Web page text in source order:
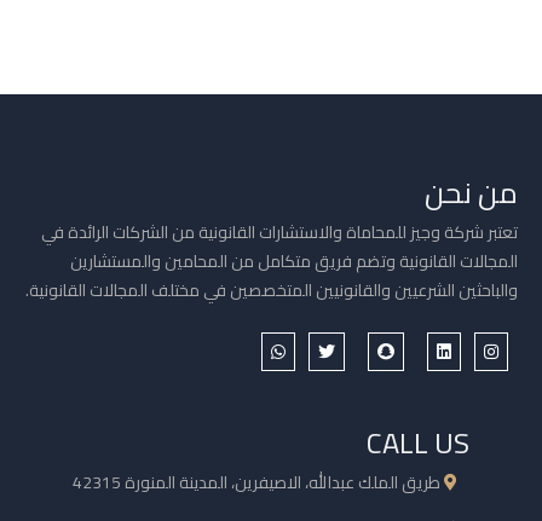
من نحن
تعتبر شركة وجيز للمحاماة والاستشارات القانونية من الشركات الرائدة في
المجالات القانونية وتضم فريق متكامل من المحامين والمستشارين
والباحثين الشرعيين والقانونيين المتخصصين في مختلف المجالات القانونية.
CALL US
طريق الملك عبدالله، الاصيفرين، المدينة المنورة 42315